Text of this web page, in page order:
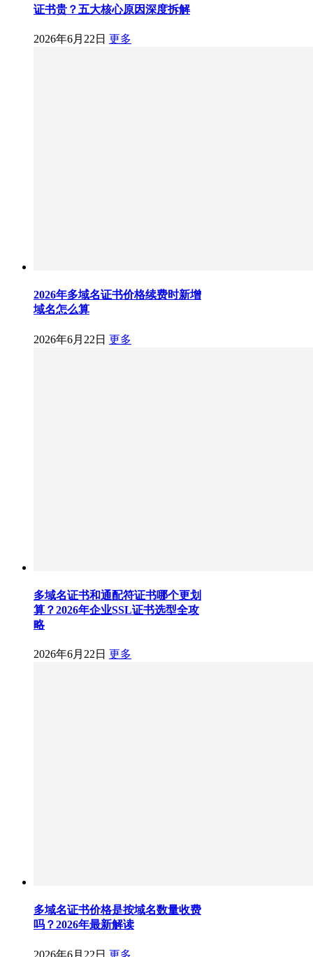
证书贵？五大核心原因深度拆解
2026年6月22日 更多
2026年多域名证书价格续费时新增
域名怎么算
2026年6月22日 更多
多域名证书和通配符证书哪个更划
算？2026年企业SSL证书选型全攻
略
2026年6月22日 更多
多域名证书价格是按域名数量收费
吗？2026年最新解读
2026年6月22日 更多